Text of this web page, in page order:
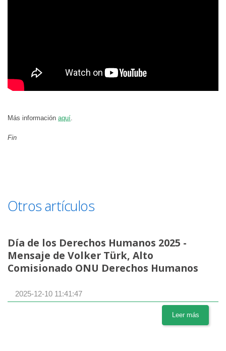
Más información aquí.
Fin
Otros artículos
Día de los Derechos Humanos 2025 -
Mensaje de Volker Türk, Alto
Comisionado ONU Derechos Humanos
2025-12-10 11:41:47
Leer más